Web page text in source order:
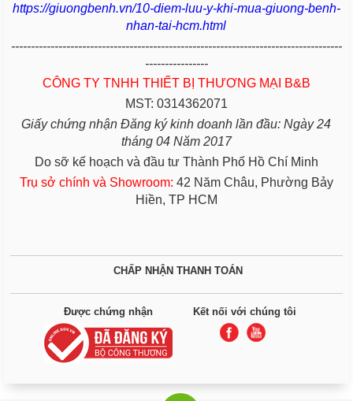
https://giuongbenh.vn/10-diem-luu-y-khi-mua-giuong-benh-
nhan-tai-hcm.html
------------------------------------------------------------------------------------
----------------
CÔNG TY TNHH THIẾT BỊ THƯƠNG MẠI B&B
MST: 0314362071
Giấy chứng nhận Đăng ký kinh doanh lần đầu: Ngày 24
tháng 04 Năm 2017
Do sỡ kế hoạch và đầu tư Thành Phố Hồ Chí Minh
Trụ sở chính và Showroom: 42 Năm Châu, Phường Bảy
Hiền, TP HCM
CHẤP NHẬN THANH TOÁN
Được chứng nhận Kết nối với chúng tôi